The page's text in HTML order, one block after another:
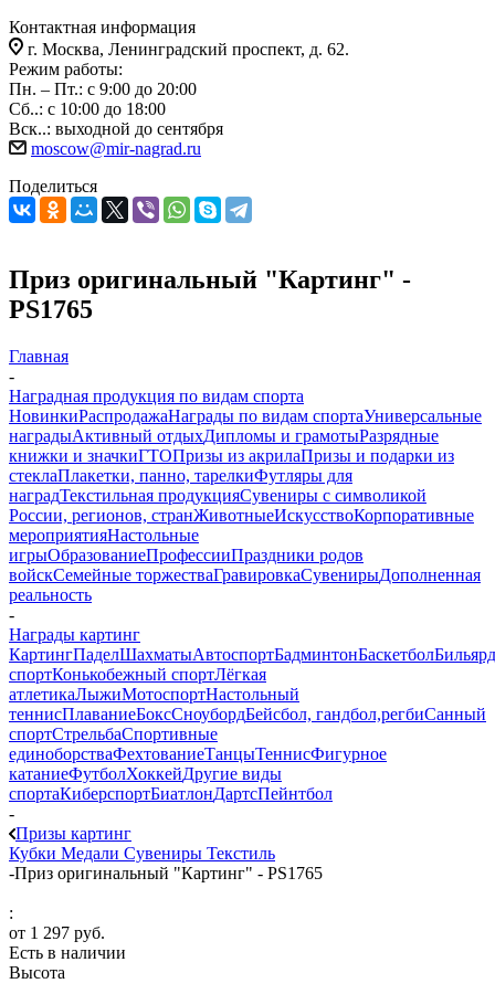
Контактная информация
г. Москва, Ленинградский проспект, д. 62.
Режим работы:
Пн. – Пт.: с 9:00 до 20:00
Сб..: с 10:00 до 18:00
Вск..: выходной до сентября
moscow@mir-nagrad.ru
Поделиться
Приз оригинальный "Картинг" -
PS1765
Главная
-
Наградная продукция по видам спорта
НовинкиРаспродажаНаграды по видам спортаУниверсальные
наградыАктивный отдыхДипломы и грамотыРазрядные
книжки и значкиГТОПризы из акрилаПризы и подарки из
стеклаПлакетки, панно, тарелкиФутляры для
наградТекстильная продукцияСувениры с символикой
России, регионов, странЖивотныеИскусствоКорпоративные
мероприятияНастольные
игрыОбразованиеПрофессииПраздники родов
войскСемейные торжестваГравировкаСувенирыДополненная
реальность
-
Награды картинг
КартингПаделШахматыАвтоспортБадминтонБаскетболБильярд
спортКонькобежный спортЛёгкая
атлетикаЛыжиМотоспортНастольный
теннисПлаваниеБоксСноубордБейсбол, гандбол,регбиСанный
спортСтрельбаСпортивные
единоборстваФехтованиеТанцыТеннисФигурное
катаниеФутболХоккейДругие виды
спортаКиберспортБиатлонДартсПейнтбол
-
Призы картинг
Кубки Медали Сувениры Текстиль
-Приз оригинальный "Картинг" - PS1765
:
от 1 297 руб.
Есть в наличии
Высота